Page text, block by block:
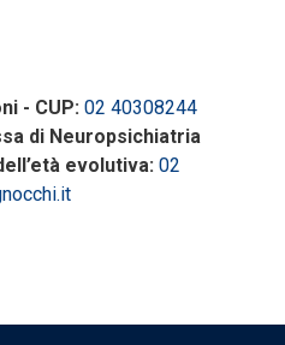
- CUP: 02 40308244
di Neuropsichiatria
evolutiva: 02